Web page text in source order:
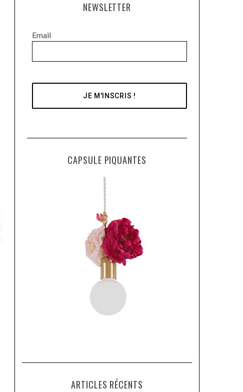
NEWSLETTER
Email
CAPSULE PIQUANTES
ARTICLES RÉCENTS